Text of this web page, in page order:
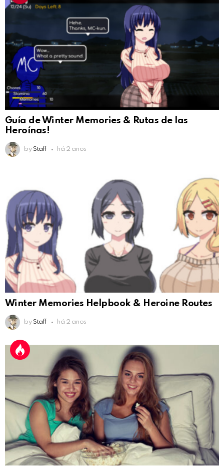
Guía de Winter Memories & Rutas de las
Heroínas!
by Staff há 2 anos
Winter Memories Helpbook & Heroine Routes
by Staff há 2 anos